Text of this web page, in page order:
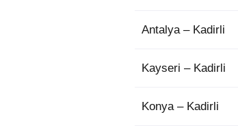
Antalya – Kadirli
Kayseri – Kadirli
Konya – Kadirli